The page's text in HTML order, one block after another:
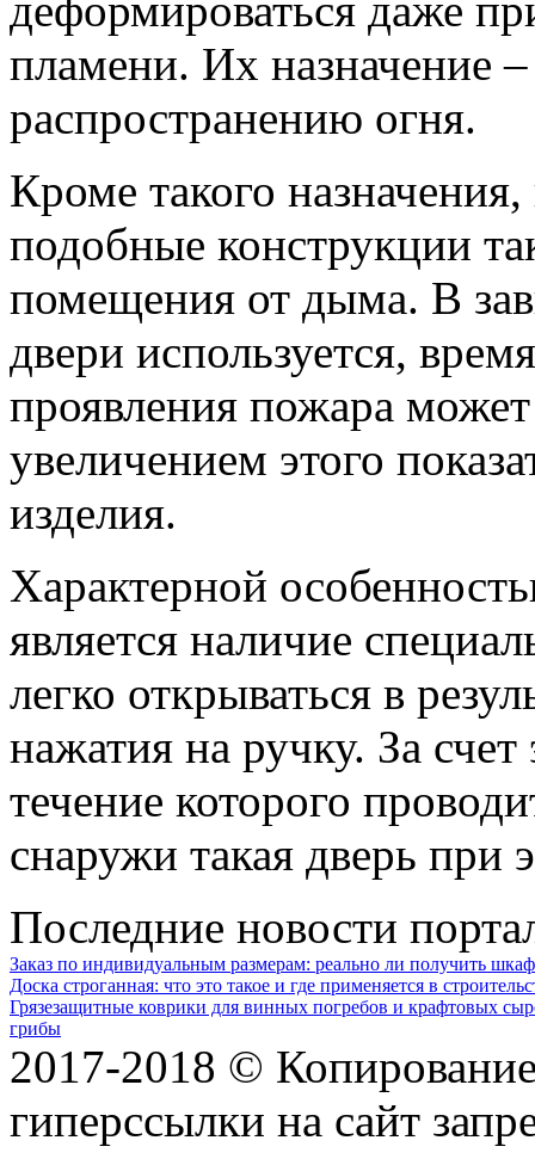
пламени. Их назначение –
распространению огня.
Кроме такого
подобные конструкции
помещения от дыма. В
двери используется,
проявления пожара
увеличением этого
изделия.
Характерной
является наличие
легко открываться в
нажатия на ручку. За
течение которого
снаружи такая дверь
Последние новости
Заказ по индивидуальным размерам: реально ли получить
Доска строганная: что это такое и где применяется в
Грязезащитные коврики для винных погребов и крафтовых
грибы
2017-2018 ©
гиперссылки на сайт